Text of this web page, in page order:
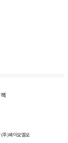
(주)와이오엘오